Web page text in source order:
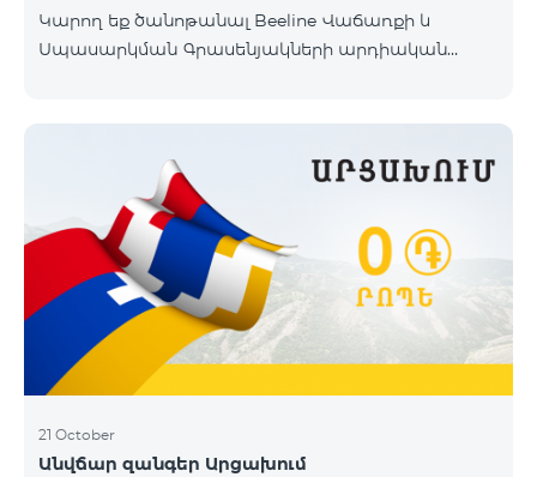
պարտավորությունների և ծառայությունների
մատուցման վրա, որոնք շարունակելու են
հայտնում ենք, որ կազմակերպությունը դ
Կարող եք ծանոթանալ Beeline Վաճառքի և
Սպասարկման Գրասենյակների արդիական
21 October
Անվճար զանգեր Արցախում